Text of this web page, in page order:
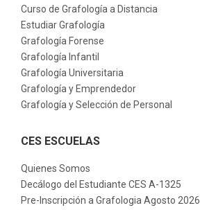
Curso de Grafología a Distancia
Estudiar Grafología
Grafología Forense
Grafología Infantil
Grafología Universitaria
Grafología y Emprendedor
Grafología y Selección de Personal
CES ESCUELAS
Quienes Somos
Decálogo del Estudiante CES A-1325
Pre-Inscripción a Grafologia Agosto 2026